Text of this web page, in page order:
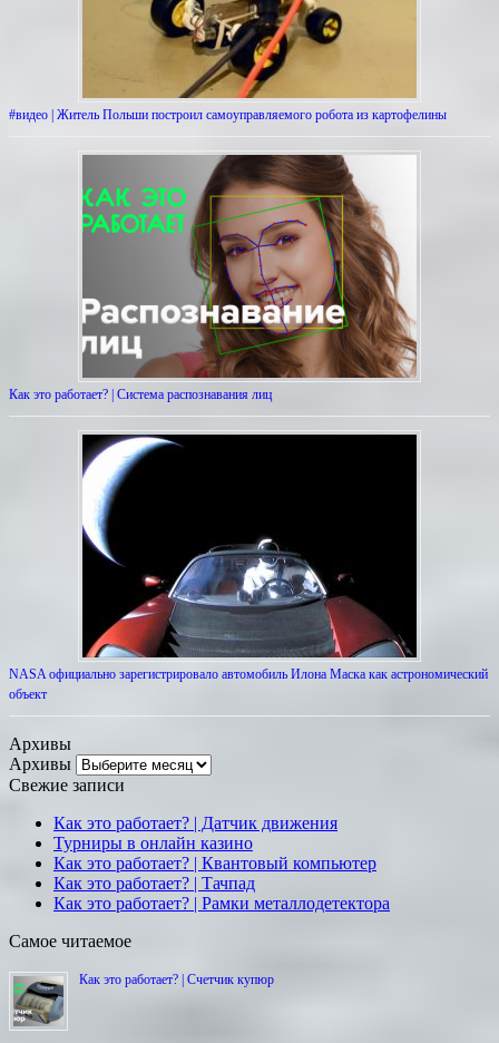
#видео | Житель Польши построил самоуправляемого робота из картофелины
Как это работает? | Система распознавания лиц
NASA официально зарегистрировало автомобиль Илона Маска как астрономический
объект
Архивы
Архивы
Свежие записи
Как это работает? | Датчик движения
Турниры в онлайн казино
Как это работает? | Квантовый компьютер
Как это работает? | Тачпад
Как это работает? | Рамки металлодетектора
Самое читаемое
Как это работает? | Счетчик купюр